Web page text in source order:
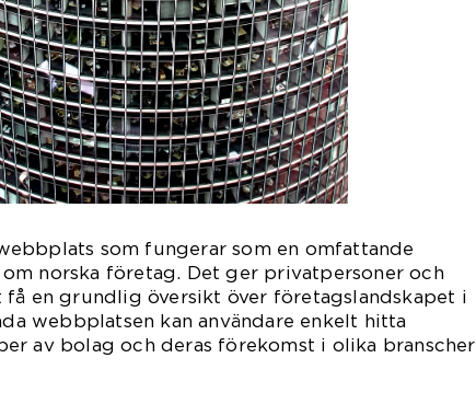
som fungerar som en omfattande
norska företag. Det ger privatpersoner och
en grundlig översikt över företagslandskapet i
webbplatsen kan användare enkelt hitta
av bolag och deras förekomst i olika branscher